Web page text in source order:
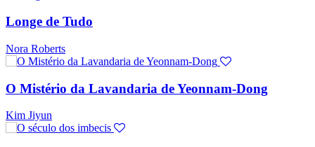
Longe de Tudo
Nora Roberts
O Mistério da Lavandaria de Yeonnam-Dong
Kim Jiyun